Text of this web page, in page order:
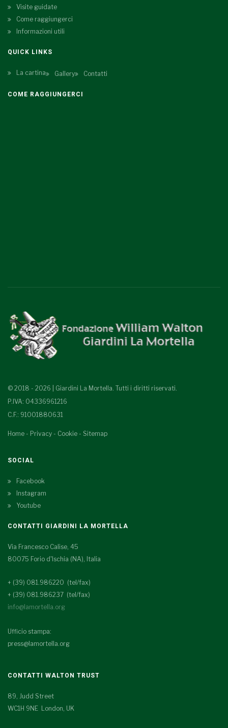
Visite guidate
Come raggiungerci
Informazioni utili
QUICK LINKS
La cartina Gallery Contatti
COME RAGGIUNGERCI
© 2018 - 2026 | Giardini La Mortella. Tutti i diritti riservati.
P.IVA: 04336961216
C.F.: 91001880631
Home - Privacy - Cookie - Sitemap
SOCIAL
Facebook
Instagram
Youtube
CONTATTI GIARDINI LA MORTELLA
Via Francesco Calise, 45
80075 Forio d'Ischia (NA), Italia
+ (39) 081.986220 (tel/fax)
+ (39) 081.986237 (tel/fax)
info@lamortella.org
Ufficio stampa:
press@lamortella.org
CONTATTI WALTON TRUST
89, Judd Street
WC1H 9NE London, UK